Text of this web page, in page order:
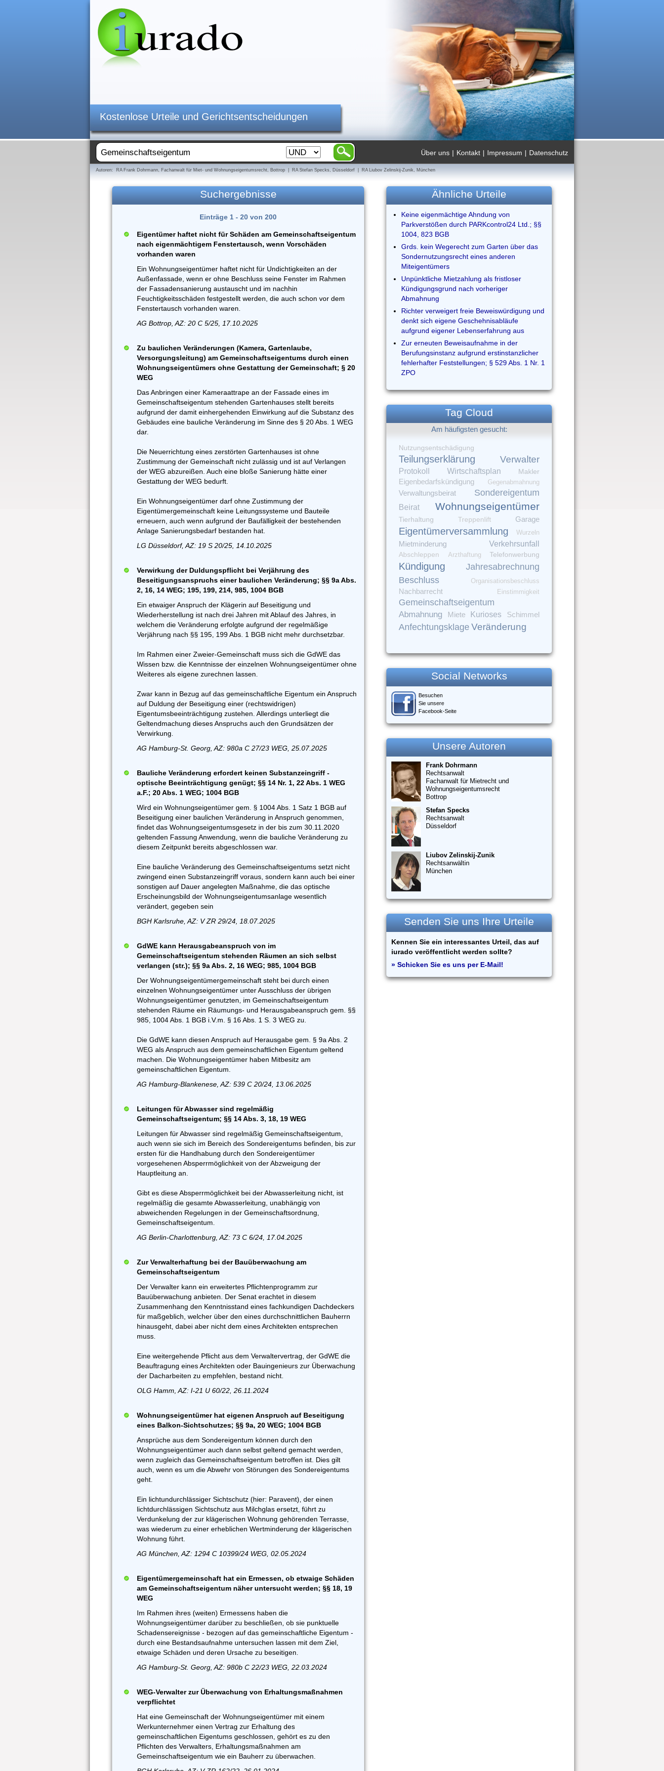
Kostenlose Urteile und Gerichtsentscheidungen
Datenschutz
|
Impressum
|
Kontakt
|
Über uns
Autoren: RA Frank Dohrmann, Fachanwalt für Miet- und Wohnungseigentumsrecht, Bottrop | RA Stefan Specks, Düsseldorf | RA Liubov Zelinskij-Zunik, München
Suchergebnisse
Einträge 1 - 20 von 200
Eigentümer haftet nicht für Schäden am Gemeinschaftseigentum
nach eigenmächtigem Fenstertausch, wenn Vorschäden
vorhanden waren
Ein Wohnungseigentümer haftet nicht für Undichtigkeiten an der
Außenfassade, wenn er ohne Beschluss seine Fenster im Rahmen
der Fassadensanierung austauscht und im nachhin
Feuchtigkeitsschäden festgestellt werden, die auch schon vor dem
Fenstertausch vorhanden waren.
AG Bottrop, AZ: 20 C 5/25, 17.10.2025
Zu baulichen Veränderungen (Kamera, Gartenlaube,
Versorgungsleitung) am Gemeinschaftseigentums durch einen
Wohnungseigentümers ohne Gestattung der Gemeinschaft; § 20
WEG
Das Anbringen einer Kameraattrape an der Fassade eines im
Gemeinschaftseigentum stehenden Gartenhauses stellt bereits
aufgrund der damit einhergehenden Einwirkung auf die Substanz des
Gebäudes eine bauliche Veränderung im Sinne des § 20 Abs. 1 WEG
dar.
Die Neuerrichtung eines zerstörten Gartenhauses ist ohne
Zustimmung der Gemeinschaft nicht zulässig und ist auf Verlangen
der WEG abzureißen. Auch eine bloße Sanierung hätte einer
Gestattung der WEG bedurft.
Ein Wohnungseigentümer darf ohne Zustimmung der
Eigentümergemeinschaft keine Leitungssysteme und Bauteile
erneuern, auch wenn aufgrund der Baufälligkeit der bestehenden
Anlage Sanierungsbedarf bestanden hat.
LG Düsseldorf, AZ: 19 S 20/25, 14.10.2025
Verwirkung der Duldungspflicht bei Verjährung des
Beseitigungsanspruchs einer baulichen Veränderung; §§ 9a Abs.
2, 16, 14 WEG; 195, 199, 214, 985, 1004 BGB
Ein etwaiger Anspruch der Klägerin auf Beseitigung und
Wiederherstellung ist nach drei Jahren mit Ablauf des Jahres, in
welchem die Veränderung erfolgte aufgrund der regelmäßige
Verjährung nach §§ 195, 199 Abs. 1 BGB nicht mehr durchsetzbar.
Im Rahmen einer Zweier-Gemeinschaft muss sich die GdWE das
Wissen bzw. die Kenntnisse der einzelnen Wohnungseigentümer ohne
Weiteres als eigene zurechnen lassen.
Zwar kann in Bezug auf das gemeinschaftliche Eigentum ein Anspruch
auf Duldung der Beseitigung einer (rechtswidrigen)
Eigentumsbeeinträchtigung zustehen. Allerdings unterliegt die
Geltendmachung dieses Anspruchs auch den Grundsätzen der
Verwirkung.
AG Hamburg-St. Georg, AZ: 980a C 27/23 WEG, 25.07.2025
Bauliche Veränderung erfordert keinen Substanzeingriff -
optische Beeinträchtigung genügt; §§ 14 Nr. 1, 22 Abs. 1 WEG
a.F.; 20 Abs. 1 WEG; 1004 BGB
Wird ein Wohnungseigentümer gem. § 1004 Abs. 1 Satz 1 BGB auf
Beseitigung einer baulichen Veränderung in Anspruch genommen,
findet das Wohnungseigentumsgesetz in der bis zum 30.11.2020
geltenden Fassung Anwendung, wenn die bauliche Veränderung zu
diesem Zeitpunkt bereits abgeschlossen war.
Eine bauliche Veränderung des Gemeinschaftseigentums setzt nicht
zwingend einen Substanzeingriff voraus, sondern kann auch bei einer
sonstigen auf Dauer angelegten Maßnahme, die das optische
Erscheinungsbild der Wohnungseigentumsanlage wesentlich
verändert, gegeben sein
BGH Karlsruhe, AZ: V ZR 29/24, 18.07.2025
GdWE kann Herausgabeanspruch von im
Gemeinschaftseigentum stehenden Räumen an sich selbst
verlangen (str.); §§ 9a Abs. 2, 16 WEG; 985, 1004 BGB
Der Wohnungseigentümergemeinschaft steht bei durch einen
einzelnen Wohnungseigentümer unter Ausschluss der übrigen
Wohnungseigentümer genutzten, im Gemeinschaftseigentum
stehenden Räume ein Räumungs- und Herausgabeanspruch gem. §§
985, 1004 Abs. 1 BGB i.V.m. § 16 Abs. 1 S. 3 WEG zu.
Die GdWE kann diesen Anspruch auf Herausgabe gem. § 9a Abs. 2
WEG als Anspruch aus dem gemeinschaftlichen Eigentum geltend
machen. Die Wohnungseigentümer haben Mitbesitz am
gemeinschaftlichen Eigentum.
AG Hamburg-Blankenese, AZ: 539 C 20/24, 13.06.2025
Leitungen für Abwasser sind regelmäßig
Gemeinschaftseigentum; §§ 14 Abs. 3, 18, 19 WEG
Leitungen für Abwasser sind regelmäßig Gemeinschaftseigentum,
auch wenn sie sich im Bereich des Sondereigentums befinden, bis zur
ersten für die Handhabung durch den Sondereigentümer
vorgesehenen Absperrmöglichkeit von der Abzweigung der
Hauptleitung an.
Gibt es diese Absperrmöglichkeit bei der Abwasserleitung nicht, ist
regelmäßig die gesamte Abwasserleitung, unabhängig von
abweichenden Regelungen in der Gemeinschaftsordnung,
Gemeinschaftseigentum.
AG Berlin-Charlottenburg, AZ: 73 C 6/24, 17.04.2025
Zur Verwalterhaftung bei der Bauüberwachung am
Gemeinschaftseigentum
Der Verwalter kann ein erweitertes Pflichtenprogramm zur
Bauüberwachung anbieten. Der Senat erachtet in diesem
Zusammenhang den Kenntnisstand eines fachkundigen Dachdeckers
für maßgeblich, welcher über den eines durchschnittlichen Bauherrn
hinausgeht, dabei aber nicht dem eines Architekten entsprechen
muss.
Eine weitergehende Pflicht aus dem Verwaltervertrag, der GdWE die
Beauftragung eines Architekten oder Bauingenieurs zur Überwachung
der Dacharbeiten zu empfehlen, bestand nicht.
OLG Hamm, AZ: I-21 U 60/22, 26.11.2024
Wohnungseigentümer hat eigenen Anspruch auf Beseitigung
eines Balkon-Sichtschutzes; §§ 9a, 20 WEG; 1004 BGB
Ansprüche aus dem Sondereigentum können durch den
Wohnungseigentümer auch dann selbst geltend gemacht werden,
wenn zugleich das Gemeinschaftseigentum betroffen ist. Dies gilt
auch, wenn es um die Abwehr von Störungen des Sondereigentums
geht.
Ein lichtundurchlässiger Sichtschutz (hier: Paravent), der einen
lichtdurchlässigen Sichtschutz aus Milchglas ersetzt, führt zu
Verdunkelung der zur klägerischen Wohnung gehörenden Terrasse,
was wiederum zu einer erheblichen Wertminderung der klägerischen
Wohnung führt.
AG München, AZ: 1294 C 10399/24 WEG, 02.05.2024
Eigentümergemeinschaft hat ein Ermessen, ob etwaige Schäden
am Gemeinschaftseigentum näher untersucht werden; §§ 18, 19
WEG
Im Rahmen ihres (weiten) Ermessens haben die
Wohnungseigentümer darüber zu beschließen, ob sie punktuelle
Schadensereignisse - bezogen auf das gemeinschaftliche Eigentum -
durch eine Bestandsaufnahme untersuchen lassen mit dem Ziel,
etwaige Schäden und deren Ursache zu beseitigen.
AG Hamburg-St. Georg, AZ: 980b C 22/23 WEG, 22.03.2024
WEG-Verwalter zur Überwachung von Erhaltungsmaßnahmen
verpflichtet
Hat eine Gemeinschaft der Wohnungseigentümer mit einem
Werkunternehmer einen Vertrag zur Erhaltung des
gemeinschaftlichen Eigentums geschlossen, gehört es zu den
Pflichten des Verwalters, Erhaltungsmaßnahmen am
Gemeinschaftseigentum wie ein Bauherr zu überwachen.
Ähnliche Urteile
Keine eigenmächtige Ahndung von
Parkverstößen durch PARKcontrol24 Ltd.; §§
1004, 823 BGB
Grds. kein Wegerecht zum Garten über das
Sondernutzungsrecht eines anderen
Miteigentümers
Unpünktliche Mietzahlung als fristloser
Kündigungsgrund nach vorheriger
Abmahnung
Richter verweigert freie Beweiswürdigung und
denkt sich eigene Geschehnisabläufe
aufgrund eigener Lebenserfahrung aus
Zur erneuten Beweisaufnahme in der
Berufungsinstanz aufgrund erstinstanzlicher
fehlerhafter Feststellungen; § 529 Abs. 1 Nr. 1
ZPO
Tag Cloud
Am häufigsten gesucht:
Nutzungsentschädigung
Teilungserklärung Verwalter
Protokoll Wirtschaftsplan
Makler
Eigenbedarfskündigung
Gegenabmahnung
Verwaltungsbeirat Sondereigentum
Beirat Wohnungseigentümer
Tierhaltung Treppenlift Garage
Eigentümerversammlung Wurzeln
Mietminderung Verkehrsunfall
Abschleppen Arzthaftung Telefonwerbung
Kündigung Jahresabrechnung
Beschluss Organisationsbeschluss
Nachbarrecht Einstimmigkeit
Gemeinschaftseigentum
Abmahnung Miete Kurioses Schimmel
Anfechtungsklage Veränderung
Social Networks
Besuchen
Sie unsere
Facebook-Seite
Unsere Autoren
Frank Dohrmann
Rechtsanwalt
Fachanwalt für Mietrecht und
Wohnungseigentumsrecht
Bottrop
Stefan Specks
Rechtsanwalt
Düsseldorf
Liubov Zelinskij-Zunik
Rechtsanwältin
München
Senden Sie uns Ihre Urteile
Kennen Sie ein interessantes Urteil, das auf
iurado veröffentlicht werden sollte?
» Schicken Sie es uns per E-Mail!